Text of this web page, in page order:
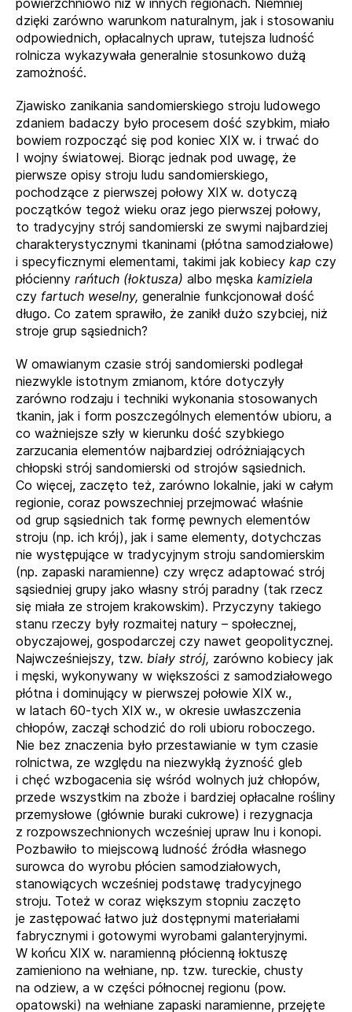
powierzchniowo niż w innych regionach. Niemniej
dzięki zarówno warunkom naturalnym, jak i stosowaniu
odpowiednich, opłacalnych upraw, tutejsza ludność
rolnicza wykazywała generalnie stosunkowo dużą
zamożność.
Zjawisko zanikania sandomierskiego stroju ludowego
zdaniem badaczy było procesem dość szybkim, miało
bowiem rozpocząć się pod koniec XIX w. i trwać do
I wojny światowej. Biorąc jednak pod uwagę, że
pierwsze opisy stroju ludu sandomierskiego,
pochodzące z pierwszej połowy XIX w. dotyczą
początków tegoż wieku oraz jego pierwszej połowy,
to tradycyjny strój sandomierski ze swymi najbardziej
charakterystycznymi tkaninami (płótna samodziałowe)
i specyficznymi elementami, takimi jak kobiecy kap czy
płócienny rańtuch (łoktusza) albo męska kamiziela
czy fartuch weselny, generalnie funkcjonował dość
długo. Co zatem sprawiło, że zanikł dużo szybciej, niż
stroje grup sąsiednich?
W omawianym czasie strój sandomierski podlegał
niezwykle istotnym zmianom, które dotyczyły
zarówno rodzaju i techniki wykonania stosowanych
tkanin, jak i form poszczególnych elementów ubioru, a
co ważniejsze szły w kierunku dość szybkiego
zarzucania elementów najbardziej odróżniających
chłopski strój sandomierski od strojów sąsiednich.
Co więcej, zaczęto też, zarówno lokalnie, jaki w całym
regionie, coraz powszechniej przejmować właśnie
od grup sąsiednich tak formę pewnych elementów
stroju (np. ich krój), jak i same elementy, dotychczas
nie występujące w tradycyjnym stroju sandomierskim
(np. zapaski naramienne) czy wręcz adaptować strój
sąsiedniej grupy jako własny strój paradny (tak rzecz
się miała ze strojem krakowskim). Przyczyny takiego
stanu rzeczy były rozmaitej natury – społecznej,
obyczajowej, gospodarczej czy nawet geopolitycznej.
Najwcześniejszy, tzw. biały strój, zarówno kobiecy jak
i męski, wykonywany w większości z samodziałowego
płótna i dominujący w pierwszej połowie XIX w.,
w latach 60-tych XIX w., w okresie uwłaszczenia
chłopów, zaczął schodzić do roli ubioru roboczego.
Nie bez znaczenia było przestawianie w tym czasie
rolnictwa, ze względu na niezwykłą żyzność gleb
i chęć wzbogacenia się wśród wolnych już chłopów,
przede wszystkim na zboże i bardziej opłacalne rośliny
przemysłowe (głównie buraki cukrowe) i rezygnacja
z rozpowszechnionych wcześniej upraw lnu i konopi.
Pozbawiło to miejscową ludność źródła własnego
surowca do wyrobu płócien samodziałowych,
stanowiących wcześniej podstawę tradycyjnego
stroju. Toteż w coraz większym stopniu zaczęto
je zastępować łatwo już dostępnymi materiałami
fabrycznymi i gotowymi wyrobami galanteryjnymi.
W końcu XIX w. naramienną płócienną łoktuszę
zamieniono na wełniane, np. tzw. tureckie, chusty
na odziew, a w części północnej regionu (pow.
opatowski) na wełniane zapaski naramienne, przejęte